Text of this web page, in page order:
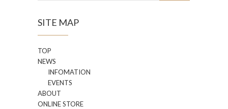
SITE MAP
TOP
NEWS
INFOMATION
EVENTS
ABOUT
ONLINE STORE